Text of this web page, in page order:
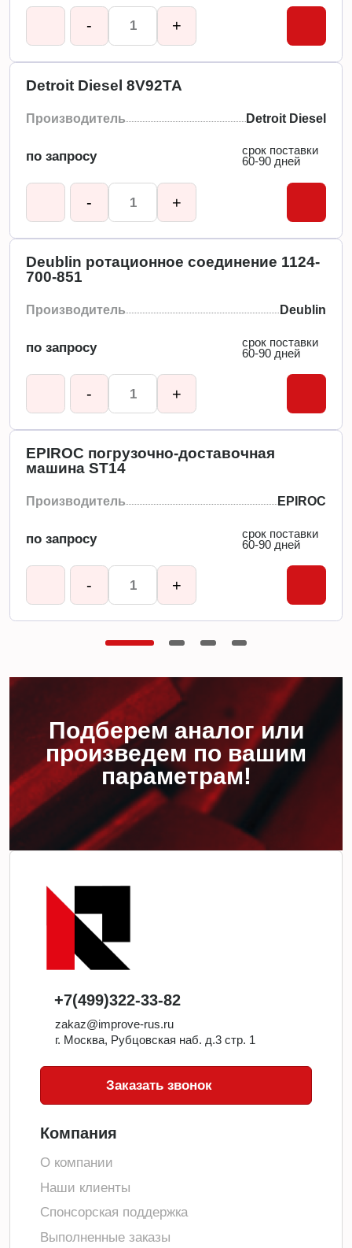
- +
Detroit Diesel 8V92TA
Производитель Detroit Diesel
по запросу
срок поставки
60-90 дней
- +
Deublin ротационное соединение 1124-
700-851
Производитель Deublin
по запросу
срок поставки
60-90 дней
- +
EPIROC погрузочно-доставочная
машина ST14
Производитель EPIROC
по запросу
срок поставки
60-90 дней
- +
Подберем аналог или
произведем по вашим
параметрам!
+7(499)322-33-82
zakaz@improve-rus.ru
г. Москва, Рубцовская наб. д.3 стр. 1
Заказать звонок
Компания
О компании
Наши клиенты
Спонсорская поддержка
Выполненные заказы